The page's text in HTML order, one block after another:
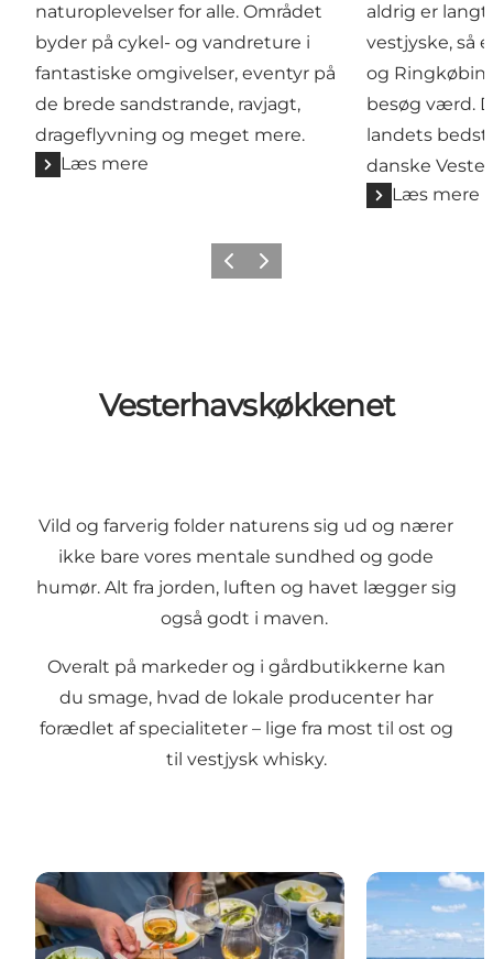
naturoplevelser for alle. Området
byder på cykel- og vandreture i
fantastiske omgivelser, eventyr på
de brede sandstrande, ravjagt,
drageflyvning og meget mere.
Læs mere
aldrig er
vestjyske, så
og
besøg værd.
landets
danske
Læs mere
ForrigeNæste
Vesterhavskøkkenet
Vild og farverig folder naturens sig ud og nærer
ikke bare vores mentale sundhed og gode
humør. Alt fra jorden, luften og havet lægger sig
også godt i maven.
Overalt på markeder og i gårdbutikkerne kan
du smage, hvad de lokale producenterhar
forædlet af specialiteter – lige fra most til ost og
til vestjysk whisky.
Spis godt Find